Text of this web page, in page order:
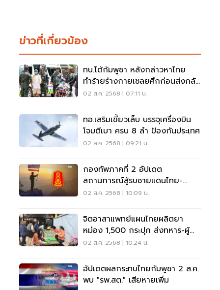
ข่าวที่เกี่ยวข้อง
ทบ.โต้กัมพูชา หลังกล่าวหาไทย
ทำร้ายร่างกายเชลยศึกก่อนส่งกลับ
ประเทศ
02 ส.ค. 2568 | 07:11 น.
ทอ.เสริมเขี้ยวเล็บ บรรจุเครื่องบิน
โจมตีเบา ครบ 8 ลำ ป้องกันประเทศ
02 ส.ค. 2568 | 09:21 น.
กองทัพภาคที่ 2 อัปเดต
สถานการณ์สู้รบชายแดนไทย-
กัมพูชา วันที่ 2 ส.ค.68
02 ส.ค. 2568 | 10:09 น.
จิตอาสาแพทย์แผนไทยผลิตยา
หม่อง 1,500 กระปุก ส่งทหาร-ผู้
ประสบภัย
02 ส.ค. 2568 | 10:24 น.
อัปเดตผลกระทบไทยกัมพูชา 2 ส.ค.
พบ "รพ.สต." เสียหายเพิ่ม